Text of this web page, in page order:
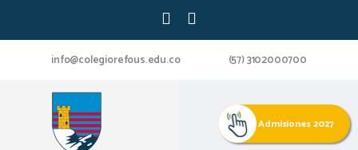
info@colegiorefous.edu.co (57) 3102000700
Admisiones 2027